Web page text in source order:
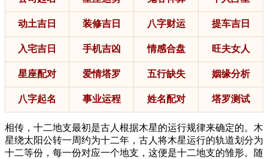
动土吉日 装修吉日 八字财运 提车吉日
入宅吉日 手机吉凶 情感合盘 旺夫女人
星座配对 爱情塔罗 五行缺失 姻缘分析
八字起名 事业运程 姓名配对 塔罗测试
相传，十二地支最初是古人根据木星的运行规律来确定的。木
星绕太阳公转一周约为十二年，古人将木星运行的轨道划分为
十二等份，每一份对应一个地支，这便是十二地支的雏形。随